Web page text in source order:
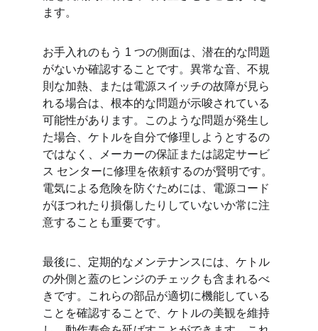
ます。
お手入れのもう 1 つの側面は、潜在的な問題
がないか確認することです。異常な音、不規
則な加熱、または電源スイッチの故障が見ら
れる場合は、根本的な問題が示唆されている
可能性があります。このような問題が発生し
た場合、ケトルを自分で修理しようとするの
ではなく、メーカーの保証または認定サービ
ス センターに修理を依頼するのが賢明です。
電気による危険を防ぐためには、電源コード
がほつれたり損傷したりしていないか常に注
意することも重要です。
最後に、定期的なメンテナンスには、ケトル
の外側と蓋のヒンジのチェックも含まれるべ
きです。これらの部品が適切に機能している
ことを確認することで、ケトルの美観を維持